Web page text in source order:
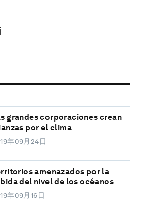
grandes corporaciones crean
por el clima
年09月24日
amenazados por la
del nivel de los océanos
年09月16日